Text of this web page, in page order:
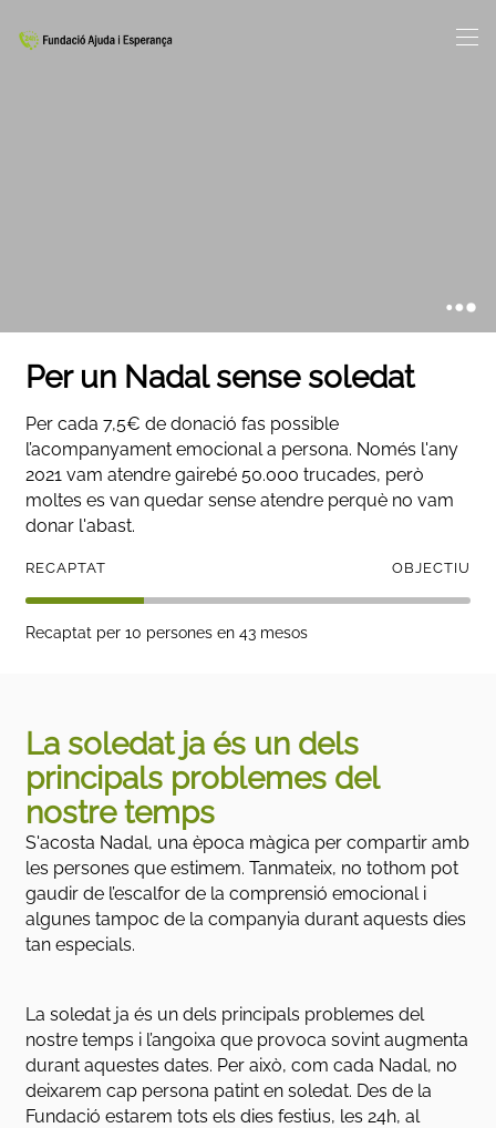
Per un Nadal sense soledat
Per cada 7,5€ de donació fas possible
l’acompanyament emocional a persona. Només l'any
2021 vam atendre gairebé 50.000 trucades, però
moltes es van quedar sense atendre perquè no vam
donar l'abast.
RECAPTAT OBJECTIU
Recaptat per 10 persones en43 mesos
La soledat ja és un dels
principals problemes del
nostre temps
S'acosta Nadal, una època màgica per compartir amb
les persones que estimem. Tanmateix, no tothom pot
gaudir de l’escalfor de la comprensió emocional i
algunes tampoc de la companyia durant aquests dies
tan especials.
La soledat ja és un dels principals problemes del
nostre temps i l’angoixa que provoca sovint augmenta
durant aquestes dates. Per això, com cada Nadal, no
deixarem cap persona patint en soledat. Des de la
Fundació estarem tots els dies festius, les 24h, al